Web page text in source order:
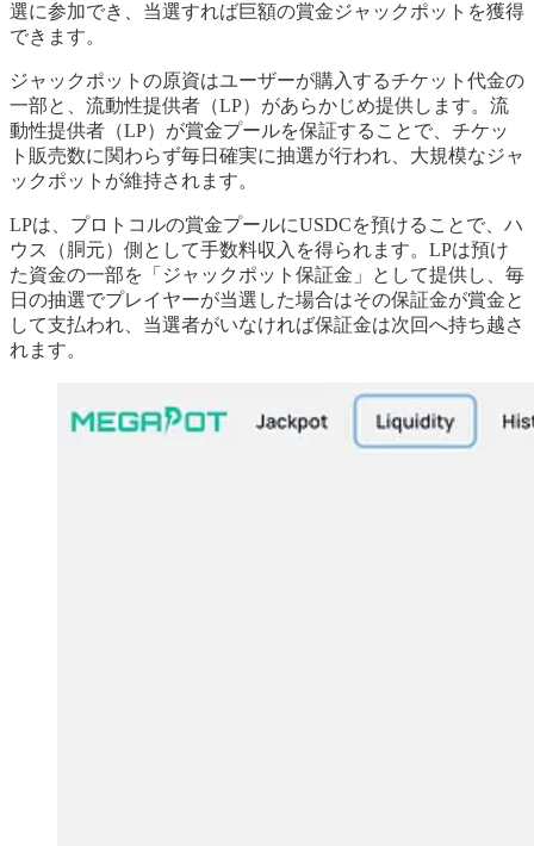
選に参加でき、当選すれば巨額の賞金ジャックポットを獲得
できます。
ジャックポットの原資はユーザーが購入するチケット代金の
一部と、流動性提供者（LP）があらかじめ提供します。流
動性提供者（LP）が賞金プールを保証することで、チケッ
ト販売数に関わらず毎日確実に抽選が行われ、大規模なジャ
ックポットが維持されます。
LPは、プロトコルの賞金プールにUSDCを預けることで、ハ
ウス（胴元）側として手数料収入を得られます。LPは預け
た資金の一部を「ジャックポット保証金」として提供し、毎
日の抽選でプレイヤーが当選した場合はその保証金が賞金と
して支払われ、当選者がいなければ保証金は次回へ持ち越さ
れます。